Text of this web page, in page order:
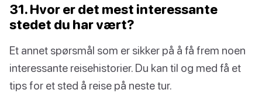
31. Hvor er det mest interessante
stedet du har vært?
Et annet spørsmål som er sikker på å få frem noen
interessante reisehistorier. Du kan til og med få et
tips for et sted å reise på neste tur.